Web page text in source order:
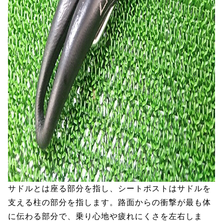
サドルとは座る部分を指し、シートポストはサドルを
支える柱の部分を指します。路面からの衝撃が最も体
に伝わる部分で、乗り心地や疲れにくさを左右しま